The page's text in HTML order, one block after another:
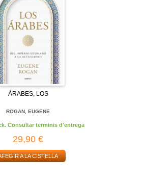
ÁRABES, LOS
ROGAN, EUGENE
Consultar terminis d'entrega
29,90 €
A LA CISTELLA